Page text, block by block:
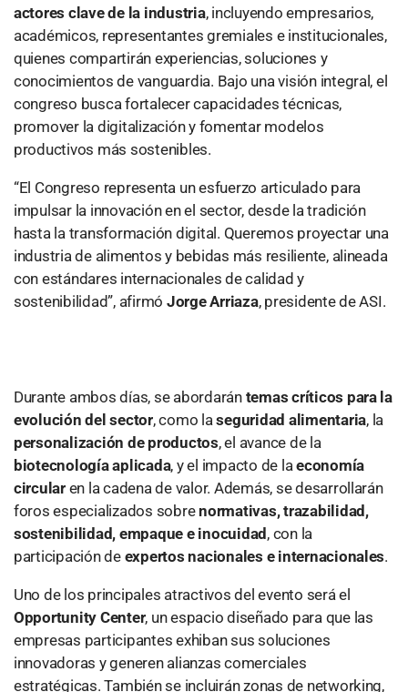
actores clave de la industria, incluyendo empresarios,
académicos, representantes gremiales e institucionales,
quienes compartirán experiencias, soluciones y
conocimientos de vanguardia. Bajo una visión integral, el
congreso busca fortalecer capacidades técnicas,
promover la digitalización y fomentar modelos
productivos más sostenibles.
“El Congreso representa un esfuerzo articulado para
impulsar la innovación en el sector, desde la tradición
hasta la transformación digital. Queremos proyectar una
industria de alimentos y bebidas más resiliente, alineada
con estándares internacionales de calidad y
sostenibilidad”, afirmó Jorge Arriaza, presidente de ASI.
Durante ambos días, se abordarán temas críticos para la
evolución del sector, como laseguridad alimentaria, la
personalización de productos, el avance de la
biotecnología aplicada, y el impacto de laeconomía
circularen la cadena de valor. Además, se desarrollarán
foros especializados sobrenormativas, trazabilidad,
sostenibilidad, empaque e inocuidad, con la
participación de expertos nacionales e internacionales.
Uno de los principales atractivos del evento será el
Opportunity Center, un espacio diseñado para que las
empresas participantes exhiban sus soluciones
innovadoras y generen alianzas comerciales
estratégicas. También se incluirán zonas de networking,